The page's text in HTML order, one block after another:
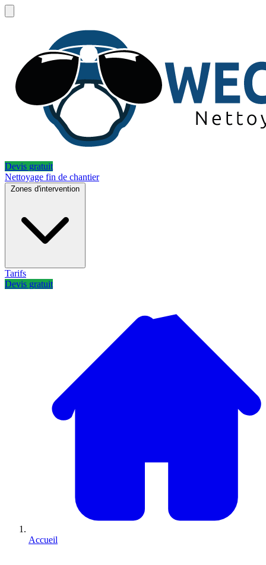
Devis gratuit
Nettoyage fin de chantier
Zones d'intervention
Tarifs
Devis gratuit
Accueil